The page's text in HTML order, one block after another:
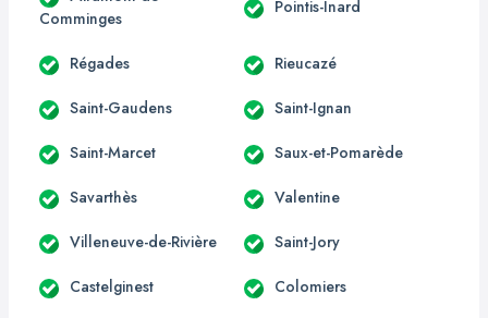
Comminges
Pointis-Inard
Régades Rieucazé
Saint-Gaudens Saint-Ignan
Saint-Marcet Saux-et-Pomarède
Savarthès Valentine
Villeneuve-de-Rivière Saint-Jory
Castelginest Colomiers